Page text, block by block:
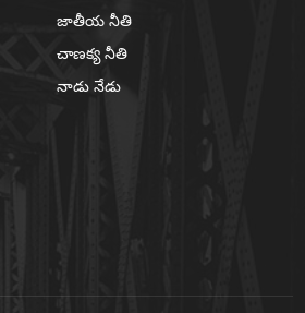
జాతీయ నీతి
చాణక్య నీతి
నాడు నేడు